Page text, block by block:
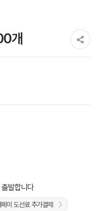
개
발합니다
이 도선료 추가결제